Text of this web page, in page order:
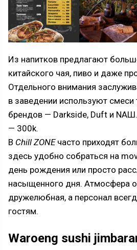
Из напитков предлагают
китайского чая, пиво и даже
Отдельного внимания
в заведении используют
брендов — Darkside, Duft и
— 300k.
В Chill ZONE часто приходят
здесь удобно собраться на
день рождения или просто
насыщенного дня. Атмосфера
дружелюбная, а персонал
гостям.
Waroeng sushi